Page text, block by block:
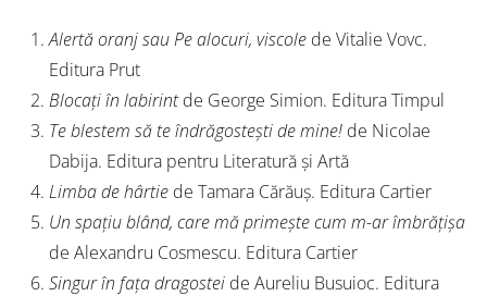
Alertă oranj sau Pe alocuri, viscole de Vitalie Vovc.
Editura Prut
Blocați în labirintde George Simion. Editura Timpul
Te blestem să te îndrăgostești de mine! de Nicolae
Dabija. Editura pentru Literatură și Artă
Limba de hârtie de Tamara Cărăuș. Editura Cartier
Un spațiu blând, care mă primește cum m-ar îmbrățișa
de Alexandru Cosmescu. Editura Cartier
Singur în fața dragostei de Aureliu Busuioc. Editura